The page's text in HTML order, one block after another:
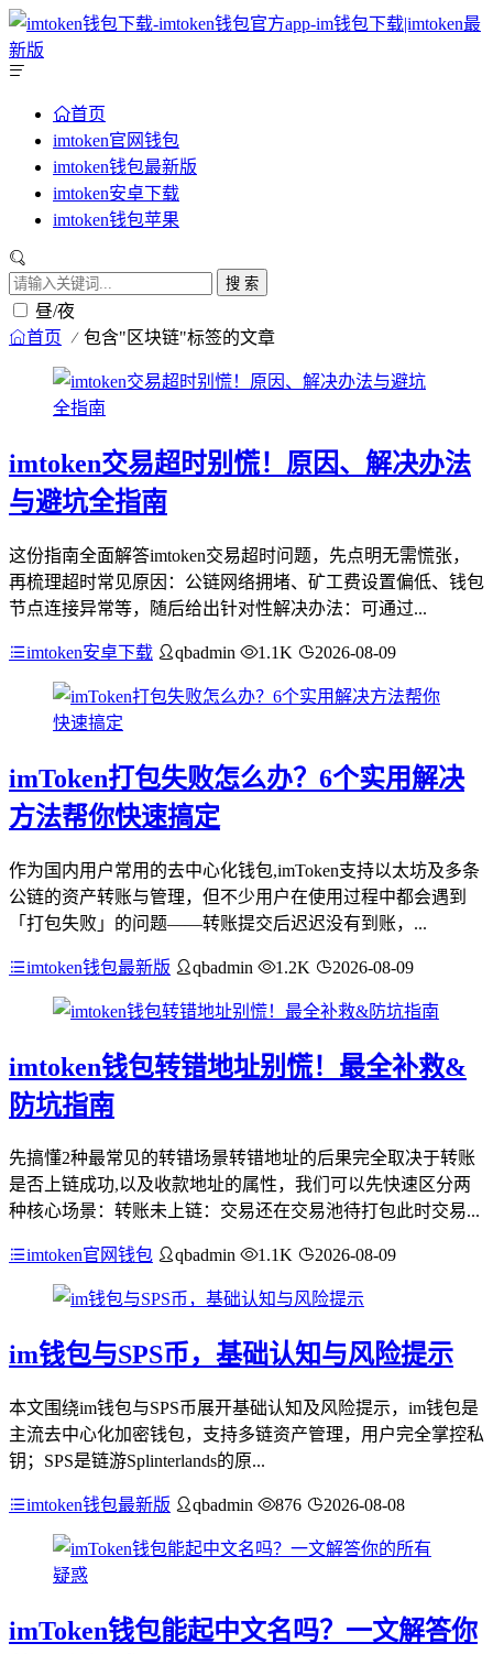
首页
imtoken官网钱包
imtoken钱包最新版
imtoken安卓下载
imtoken钱包苹果
搜 索
昼/夜
首页 包含"区块链"标签的文章
imtoken交易超时别慌！原因、解决办法
与避坑全指南
这份指南全面解答imtoken交易超时问题，先点明无需慌张，
再梳理超时常见原因：公链网络拥堵、矿工费设置偏低、钱包
节点连接异常等，随后给出针对性解决办法：可通过...
imtoken安卓下载 qbadmin 1.1K 2026-08-09
imToken打包失败怎么办？6个实用解决
方法帮你快速搞定
作为国内用户常用的去中心化钱包,imToken支持以太坊及多条
公链的资产转账与管理，但不少用户在使用过程中都会遇到
「打包失败」的问题——转账提交后迟迟没有到账，...
imtoken钱包最新版 qbadmin 1.2K 2026-08-09
imtoken钱包转错地址别慌！最全补救&
防坑指南
先搞懂2种最常见的转错场景转错地址的后果完全取决于转账
是否上链成功,以及收款地址的属性，我们可以先快速区分两
种核心场景：转账未上链：交易还在交易池待打包此时交易...
imtoken官网钱包 qbadmin 1.1K 2026-08-09
im钱包与SPS币，基础认知与风险提示
本文围绕im钱包与SPS币展开基础认知及风险提示，im钱包是
主流去中心化加密钱包，支持多链资产管理，用户完全掌控私
钥；SPS是链游Splinterlands的原...
imtoken钱包最新版 qbadmin 876 2026-08-08
imToken钱包能起中文名吗？一文解答你